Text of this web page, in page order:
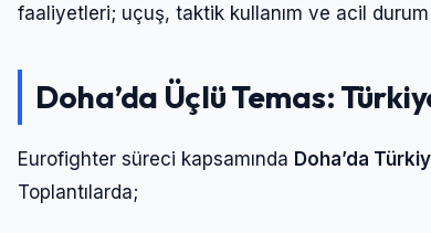
faaliyetleri; uçuş, taktik kullanım ve acil durum
Doha’da Üçlü Temas:
Eurofighter süreci kapsamında Doha’da
Toplantılarda;